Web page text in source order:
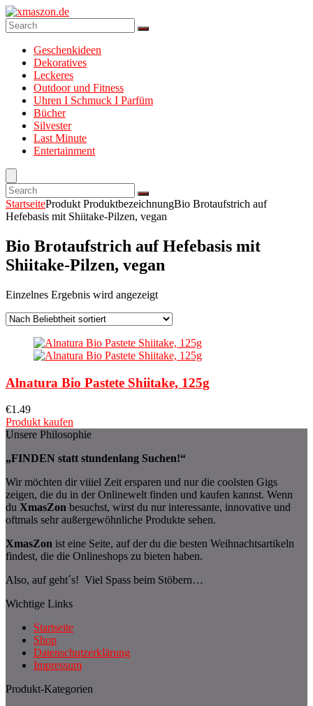
Geschenkideen
Dekoratives
Leckeres
Outdoor und Fitness
Uhren I Schmuck I Parfüm
Bücher
Silvester
Last Minute
Entertainment
StartseiteProdukt ProduktbezeichnungBio Brotaufstrich auf
Hefebasis mit Shiitake-Pilzen, vegan
Bio Brotaufstrich auf Hefebasis mit
Shiitake-Pilzen, vegan
Einzelnes Ergebnis wird angezeigt
Alnatura Bio Pastete Shiitake, 125g
€1.49
Produkt kaufen
Unsere Philosophie
„FINDEN statt stundenlang Suchen!“
Wir möchten dir viiiel Zeit ersparen und nur die coolsten Gigs
zeigen, die du in der Onlinewelt finden und kaufen kannst. Wenn
du XmasZon besuchst, wirst du nur interessante, innovative und
oftmals sehr außergewöhnliche Produkte sehen.
XmasZon ist eine Seite, auf der du die besten Weihnachtsartikeln
findest, die die Onlineshops zu bieten haben.
Also, auf geht´s! Viel Spass beim Stöbern…
Wichtige Links
Startseite
Shop
Datenschutzerklärung
Impressum
Produkt-Kategorien